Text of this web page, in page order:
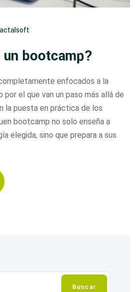
bootcamp?
enfocados a la
por el que van un paso más allá de
la puesta en práctica de los
bootcamp no solo enseña a
elegida, sino que prepara a sus
Buscar